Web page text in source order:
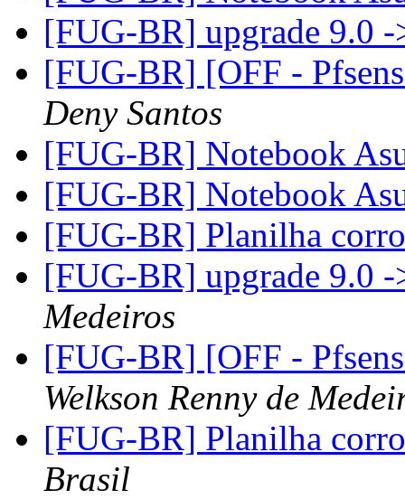
[FUG-BR] upgrade 9.0
[FUG-BR] [OFF -
Deny Santos
[FUG-BR] Notebook
[FUG-BR] Notebook
[FUG-BR] Planilha
[FUG-BR] upgrade 9.0
Medeiros
[FUG-BR] [OFF -
Welkson Renny de
[FUG-BR] Planilha
Brasil